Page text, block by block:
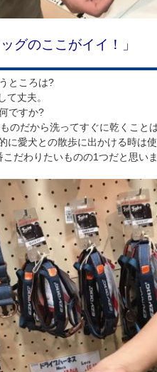
グのここがイイ！」
ところは?
て丈夫。
ですか?
のだから洗ってすぐに乾くこと
に愛犬との散歩に出かける時は
だわりたいものの1つだと思い